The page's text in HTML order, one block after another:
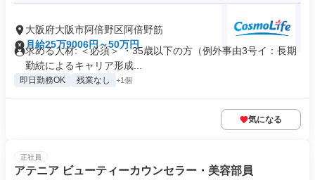
大阪府大阪市阿倍野区阿倍野筋
月給25万9006円～50万円
求める人材: ＜必須＞ ・35歳以下の方（例外事由3号イ：長期
勤続によるキャリア形成...
即日勤務OK 残業なし +1個
気になる
正社員
アテニア ビューティーカウンセラー・美容部員